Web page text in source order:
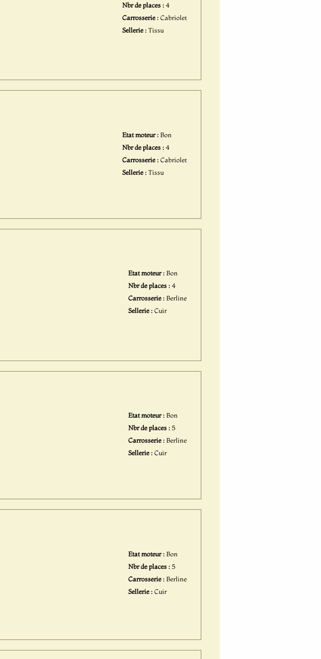
Nbr de places :4
Carrosserie :Cabriolet
Sellerie :Tissu
Etat moteur :Bon
Nbr de places :4
Carrosserie :Cabriolet
Sellerie :Tissu
Etat moteur :Bon
Nbr de places :4
Carrosserie :Berline
Sellerie :Cuir
Etat moteur :Bon
Nbr de places :5
Carrosserie :Berline
Sellerie :Cuir
Etat moteur :Bon
Nbr de places : 5
Carrosserie :Berline
Sellerie :Cuir